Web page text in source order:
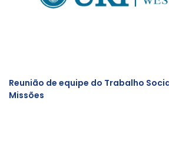
Reunião de equipe do Trabalho
Missões